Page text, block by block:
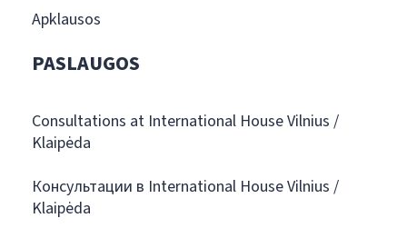
Apklausos
PASLAUGOS
Consultations at International House Vilnius /
Klaipėda
Консультации в International House Vilnius /
Klaipėda